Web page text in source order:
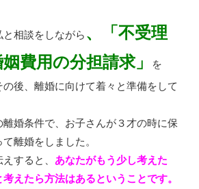
相談をしながら 、「不受理
姻費用の分担請求」
を
後、離婚に向けて着々と準備をして
婚条件で、お子さんが３才の時に保
離婚をしました。
すると、 あなたがもう少し考えた
えたら方法はあるということです。